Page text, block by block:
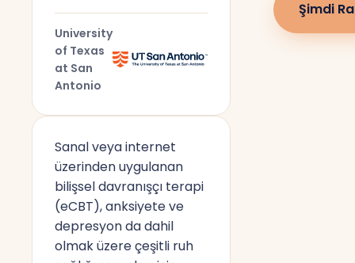
University
of Texas
at San
Antonio
Sanal veya internet
üzerinden uygulanan
bilişsel davranışçı terapi
(eCBT), anksiyete ve
depresyon da dahil
olmak üzere çeşitli ruh
Şimdi